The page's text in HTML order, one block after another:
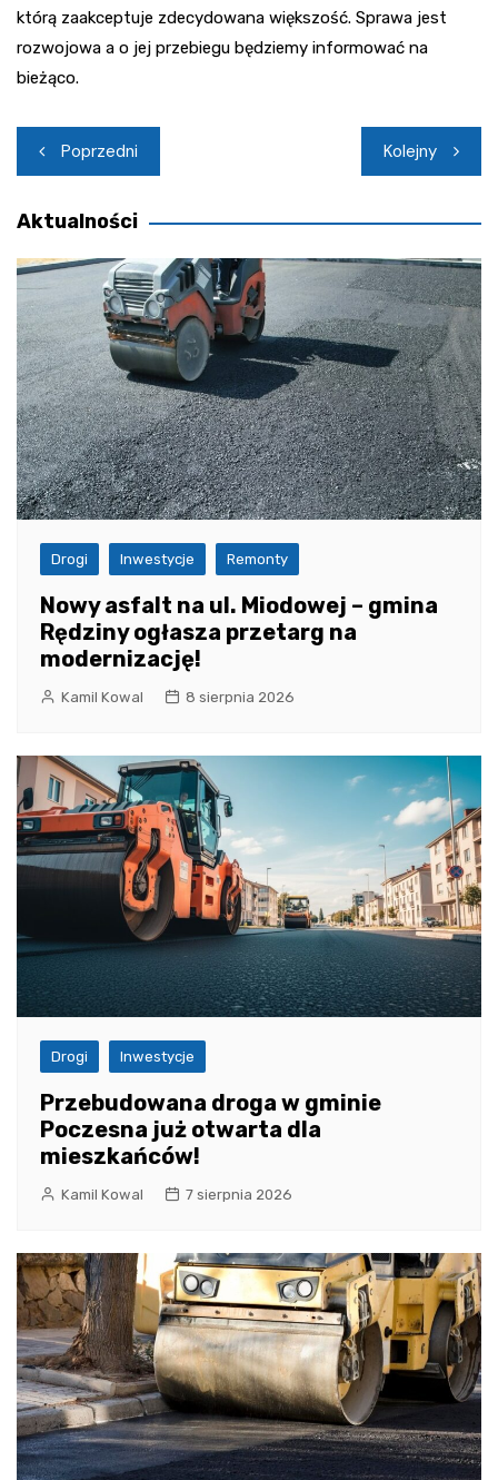
którą zaakceptuje zdecydowana większość. Sprawa jest
rozwojowa a o jej przebiegu będziemy informować na
bieżąco.
Nawigacja
wpisu
Poprzedni Kolejny
Aktualności
Drogi Inwestycje Remonty
Nowy asfalt na ul. Miodowej – gmina
Rędziny ogłasza przetarg na
modernizację!
Kamil Kowal 8 sierpnia 2026
Drogi Inwestycje
Przebudowana droga w gminie
Poczesna już otwarta dla
mieszkańców!
Kamil Kowal 7 sierpnia 2026